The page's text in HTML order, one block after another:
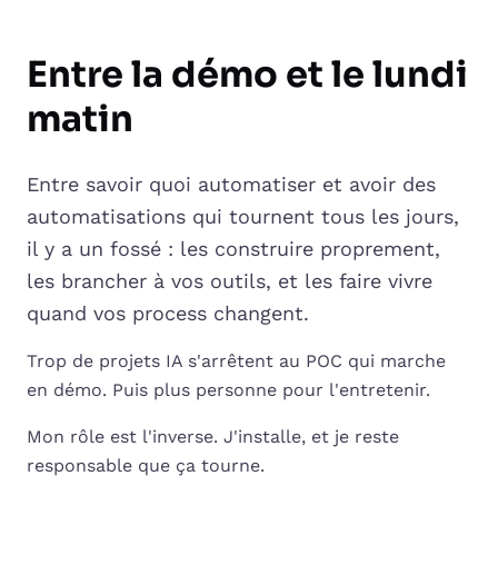
Entre la démo et le lundi
matin
Entre savoir quoi automatiser et avoir des
automatisations qui tournent tous les jours,
il y a un fossé : les construire proprement,
les brancher à vos outils, et les faire vivre
quand vos process changent.
Trop de projets IA s'arrêtent au POC qui marche
en démo. Puis plus personne pour l'entretenir.
Mon rôle est l'inverse. J'installe, et je reste
responsable que ça tourne.